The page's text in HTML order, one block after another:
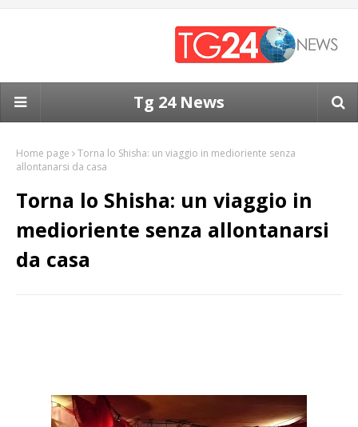
Tg 24 News
Home page
Torna lo Shisha: un viaggio in medioriente senza
allontanarsi da casa
Torna lo Shisha: un viaggio in
medioriente senza allontanarsi
da casa